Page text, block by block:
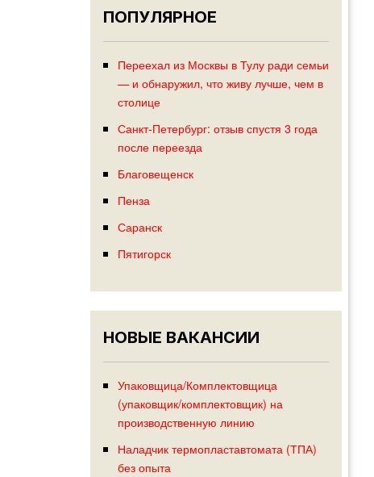
ПОПУЛЯРНОЕ
Переехал из Москвы в Тулу ради семьи
— и обнаружил, что живу лучше, чем в
столице
Санкт-Петербург: отзыв спустя 3 года
после переезда
Благовещенск
Пенза
Саранск
Пятигорск
НОВЫЕ ВАКАНСИИ
Упаковщица/Комплектовщица
(упаковщик/комплектовщик) на
производственную линию
Наладчик термопластавтомата (ТПА)
без опыта